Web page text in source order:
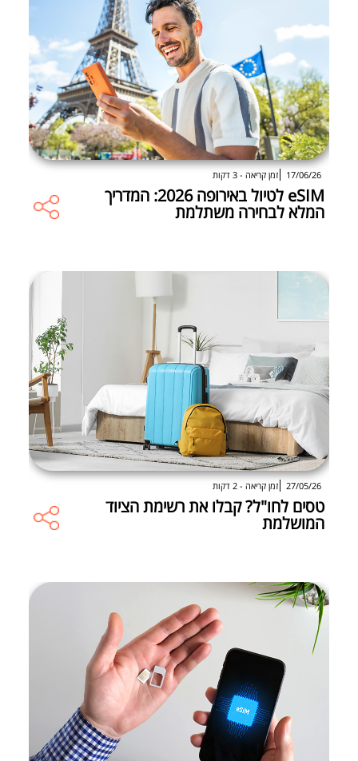
17/06/26 זמן קריאה - 3 דקות
eSIM לטיול באירופה 2026: המדריך
המלא לבחירה משתלמת
27/05/26 זמן קריאה - 2 דקות
טסים לחו"ל? קבלו את רשימת הציוד
המושלמת